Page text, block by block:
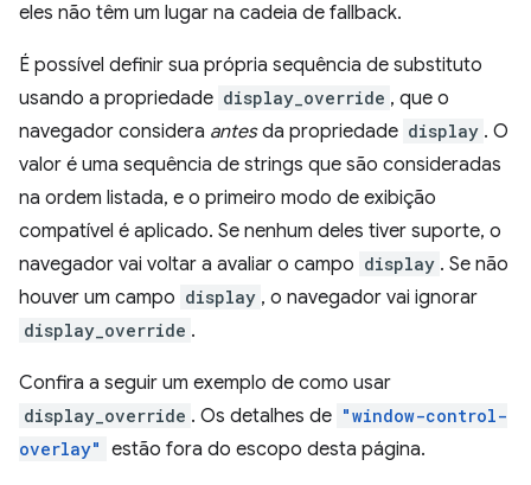
eles não têm um lugar na cadeia de fallback.
É possível definir sua própria sequência de substituto
usando a propriedade display_override , que o
navegador considera antesda propriedade display . O
valor é uma sequência de strings que são consideradas
na ordem listada, e o primeiro modo de exibição
compatível é aplicado. Se nenhum deles tiver suporte, o
navegador vai voltar a avaliar o campo display . Se não
houver um campo display , o navegador vai ignorar
display_override .
Confira a seguir um exemplo de como usar
display_override . Os detalhes de "window-control-
overlay" estão fora do escopo desta página.